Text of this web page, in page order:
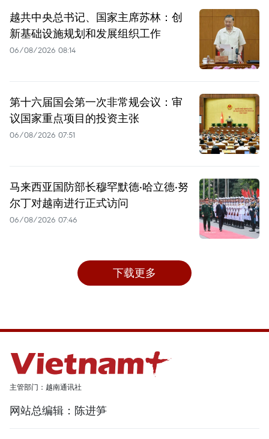
越共中央总书记、国家主席苏林：创
新基础设施规划和发展组织工作
06/08/2026 08:14
第十六届国会第一次非常规会议：审
议国家重点项目的投资主张
06/08/2026 07:51
马来西亚国防部长穆罕默德·哈立德·努
尔丁对越南进行正式访问
06/08/2026 07:46
下载更多
主管部门：越南通讯社
网站总编辑：陈进笋